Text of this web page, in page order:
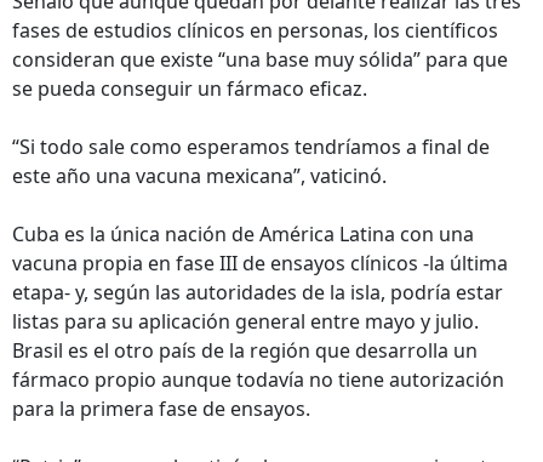
fases de estudios clínicos en personas, los científicos
consideran que existe “una base muy sólida” para que
se pueda conseguir un fármaco eficaz.
“Si todo sale como esperamos tendríamos a final de
este año una vacuna mexicana”, vaticinó.
Cuba es la única nación de América Latina con una
vacuna propia en fase III de ensayos clínicos -la última
etapa- y, según las autoridades de la isla, podría estar
listas para su aplicación general entre mayo y julio.
Brasil es el otro país de la región que desarrolla un
fármaco propio aunque todavía no tiene autorización
para la primera fase de ensayos.